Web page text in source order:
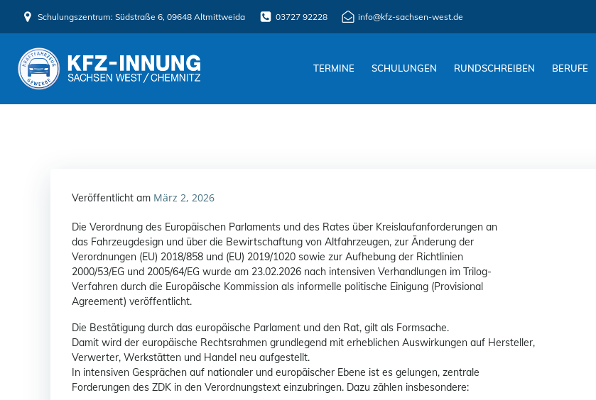
Inhalt
springen
Schulungszentrum: Südstraße 6, 09648 Altmittweida 03727 92228 info@kfz-sachsen-west.de
TERMINE SCHULUNGEN RUNDSCHREIBEN BERUFE
Veröffentlicht am März 2, 2026
Die Verordnung des Europäischen Parlaments und des Rates über Kreislaufanforderungen an
das Fahrzeugdesign und über die Bewirtschaftung von Altfahrzeugen, zur Änderung der
Verordnungen (EU) 2018/858 und (EU) 2019/1020 sowie zur Aufhebung der Richtlinien
2000/53/EG und 2005/64/EG wurde am 23.02.2026 nach intensiven Verhandlungen im Trilog-
Verfahren durch die Europäische Kommission als informelle politische Einigung (Provisional
Agreement) veröffentlicht.
Die Bestätigung durch das europäische Parlament und den Rat, gilt als Formsache.
Damit wird der europäische Rechtsrahmen grundlegend mit erheblichen Auswirkungen auf Hersteller,
Verwerter, Werkstätten und Handel neu aufgestellt.
In intensiven Gesprächen auf nationaler und europäischer Ebene ist es gelungen, zentrale
Forderungen des ZDK in den Verordnungstext einzubringen. Dazu zählen insbesondere: